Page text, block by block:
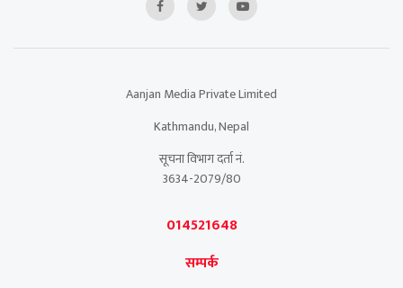
Aanjan Media Private Limited
Kathmandu, Nepal
सूचना विभाग दर्ता नं.
3634-2079/80
014521648
सम्पर्क